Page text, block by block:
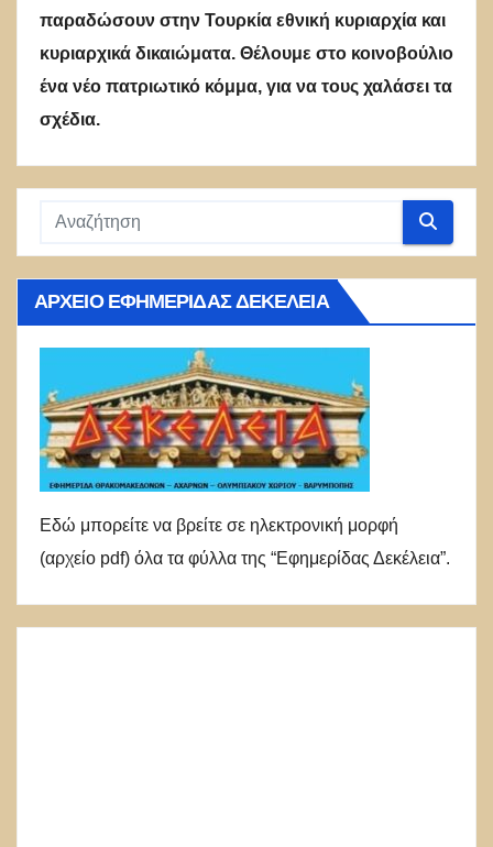
παραδώσουν στην Τουρκία εθνική κυριαρχία και
κυριαρχικά δικαιώματα. Θέλουμε στο κοινοβούλιο
ένα νέο πατριωτικό κόμμα, για να τους χαλάσει τα
σχέδια.
ΑΡΧΕΊΟ ΕΦΗΜΕΡΊΔΑΣ ΔΕΚΈΛΕΙΑ
Εδώ μπορείτε να βρείτε σε ηλεκτρονική μορφή
(αρχείο pdf) όλα τα φύλλα της “Εφημερίδας Δεκέλεια”.